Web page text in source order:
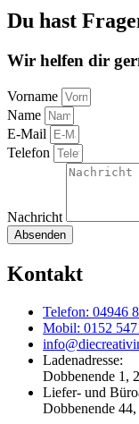
Du hast
Wir helfen dir
Vorname
Name
E-Mail
Telefon
Nachricht
Absenden
Kontakt
Telefon: 04946
Mobil: 0152
Ladenadresse:
Dobbenende 1,
Liefer- und
Dobbenende